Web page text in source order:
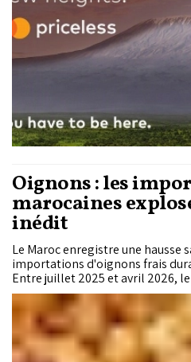
Oignons : les
marocaines
inédit
Le Maroc enregistre une hausse
importations d'oignons frais
Entre juillet 2025 et avril 2026,
tonnes, une quantité jamais
retournement s'explique par une
nationale, des difficultés de
qui ont contraint le marché à se
européens.